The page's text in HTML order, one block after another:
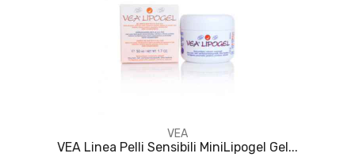
VEA
VEA Linea Pelli Sensibili MiniLipogel Gel...